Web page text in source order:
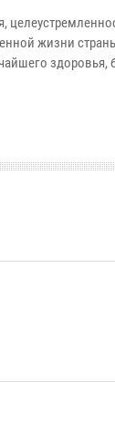
жизни
здоровья,